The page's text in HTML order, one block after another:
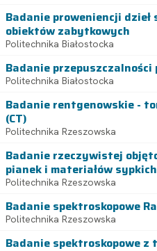
Badanie proweniencji
obiektów zabytkowych
Politechnika Białostocka
Badanie
Politechnika Białostocka
Badanie rentgenowskie -
(CT)
Politechnika Rzeszowska
Badanie rzeczywistej
pianek i materiałów sypkich
Politechnika Rzeszowska
Badanie spektroskopowe
Politechnika Rzeszowska
Badanie spektroskopowe